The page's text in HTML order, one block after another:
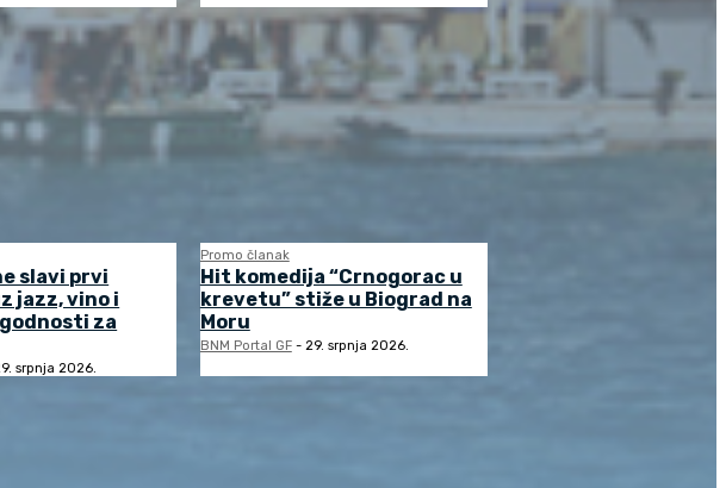
slavi prvi
jazz, vino i
za
srpnja 2026.
Promo članak
Hit komedija “Crnogorac u
krevetu” stiže u Biograd na
Moru
BNM Portal GF - 29. srpnja 2026.